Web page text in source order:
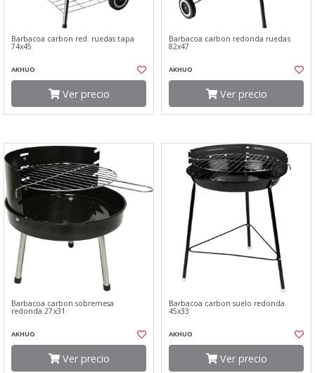
Barbacoa carbon red. ruedas tapa
74x45
AKHUO
Ver precio
Barbacoa carbon redonda ruedas
82x47
AKHUO
Ver precio
Barbacoa carbon sobremesa
redonda 27x31
AKHUO
Ver precio
Barbacoa carbon suelo redonda
45x33
AKHUO
Ver precio